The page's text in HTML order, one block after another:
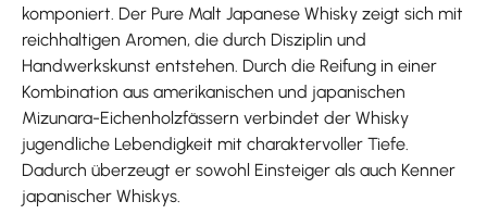
komponiert. Der Pure Malt Japanese Whisky zeigt sich mit
reichhaltigen Aromen, die durch Disziplin und
Handwerkskunst entstehen. Durch die Reifung in einer
Kombination aus amerikanischen und japanischen
Mizunara-Eichenholzfässern verbindet der Whisky
jugendliche Lebendigkeit mit charaktervoller Tiefe.
Dadurch überzeugt er sowohl Einsteiger als auch Kenner
japanischer Whiskys.